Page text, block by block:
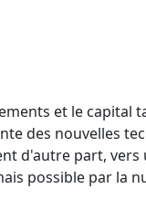
et le capital
des nouvelles
d'autre part, vers
possible par la